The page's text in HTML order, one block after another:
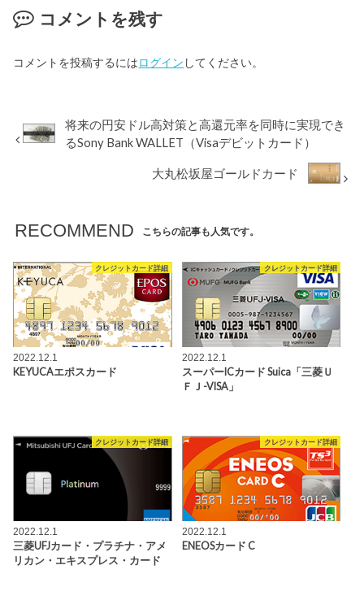
コメントを残す
コメントを投稿するにはログイン してください。
将来の円安ドル高対策と高還元率を同時に実現でき
るSony Bank WALLET（Visaデビットカード）
大丸松坂屋ゴールドカード
RECOMMEND こちらの記事も人気です。
クレジットカード詳細
2022.12.1
KEYUCAエポスカード
クレジットカード詳細
2022.12.1
スーパーICカード Suica「三菱Ｕ
ＦＪ-VISA」
クレジットカード詳細
2022.12.1
三菱UFJカード・プラチナ・アメ
リカン・エキスプレス・カード
クレジットカード詳細
2022.12.1
ENEOSカード C